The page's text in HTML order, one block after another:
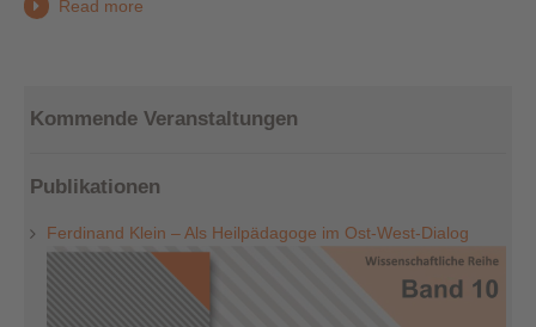
Read more
Kommende Veranstaltungen
Publikationen
Ferdinand Klein – Als Heilpädagoge im Ost-West-Dialog